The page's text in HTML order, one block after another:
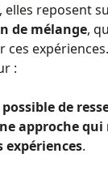
reposent
de mélange,
ces
:
de
approche
expériences.